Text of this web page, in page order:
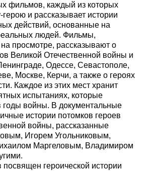
фильмов, каждый из которых
и рассказывает истории
действий, основанные на
людей. Фильмы,
просмотре, рассказывают о
Великой Отечественной войны и
Одессе, Севастополе,
Москве, Керчи, а также о героях
Каждое из этих мест хранит
испытаниях, которые
войны. В документальные
истории потомков героев
войны, рассказанные
Игорем Угольниковым,
Маргеловым, Владимиром
героической истории